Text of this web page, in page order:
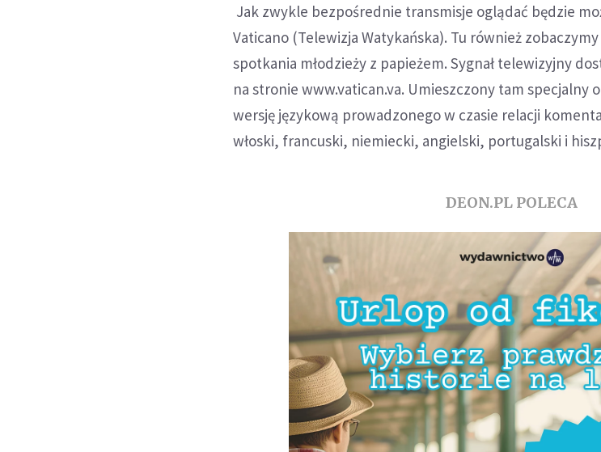
Jak zwykle bezpośrednie transmisje oglądać będzie
Vaticano (Telewizja Watykańska). Tu również
spotkania młodzieży z papieżem. Sygnał telewizyjny
na stronie www.vatican.va. Umieszczony tam specjalny
wersję językową prowadzonego w czasie relacji
włoski, francuski, niemiecki, angielski, portugalski i
DEON.PL POLECA